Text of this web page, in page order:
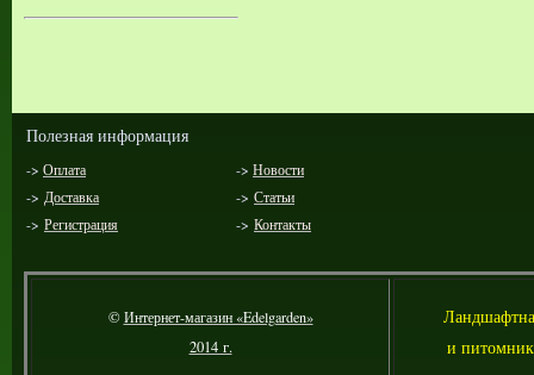
Полезная информация
-> Оплата -> Новости
-> Доставка -> Статьи
-> Регистрация -> Контакты
©Интернет-магазин «Edelgarden»
2014 г.
Л
и питомник